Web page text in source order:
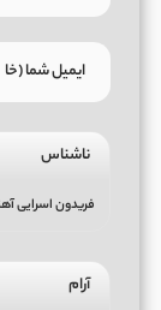
ناشناس
فریدون اسرایی
آرام